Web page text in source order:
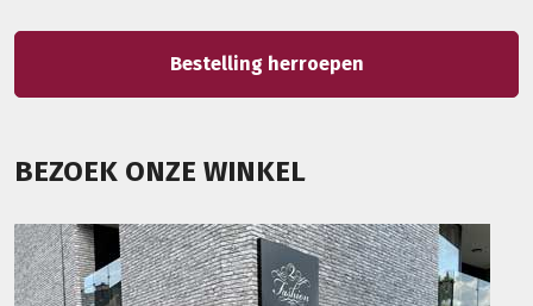
Bestelling herroepen
BEZOEK ONZE WINKEL